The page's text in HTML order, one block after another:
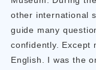
other international
guide many
confidently. Except
English. I was the